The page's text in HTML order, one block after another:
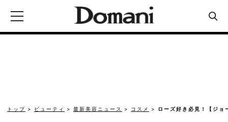
トップ ビューティ 最新美容ニュース コスメ ローズ好き必見！【ジ